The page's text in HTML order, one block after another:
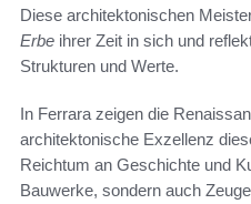
Diese architektonischen
Erbe ihrer Zeit in sich und
Strukturen und Werte.
In Ferrara zeigen die
architektonische Exzellenz
Reichtum an Geschichte und
Bauwerke, sondern auch